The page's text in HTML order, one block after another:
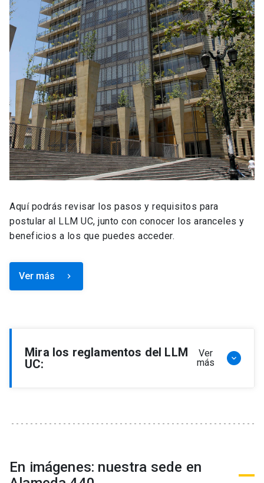
Aquí podrás revisar los pasos y requisitos para
postular al LLM UC, junto con conocer los aranceles y
beneficios a los que puedes acceder.
Ver más keyboard_arrow_right
Mira los reglamentos del LLM
UC:
Ver
más
keyboard_arrow_down
Reglamento de Becas y Descuentos Programa
de Magíster en Derecho, LLM
En imágenes: nuestra sede en